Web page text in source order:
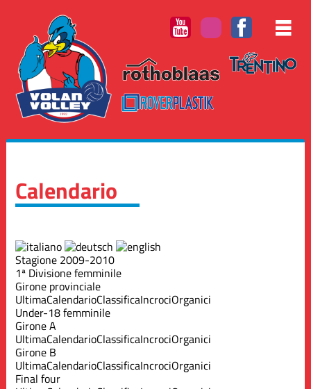
Calendario
Stagione 2009-2010
1ª Divisione femminile
Girone provinciale
UltimaCalendarioClassificaIncrociOrganici
Under-18 femminile
Girone A
UltimaCalendarioClassificaIncrociOrganici
Girone B
UltimaCalendarioClassificaIncrociOrganici
Final four